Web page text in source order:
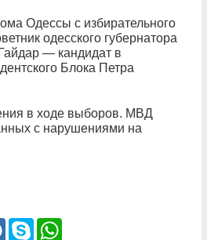
Одессы с избирательного
одесского губернатора
— кандидат в
Блока Петра
в ходе выборов. МВД
с нарушениями на
Mail.RuSkypeWhatsApp